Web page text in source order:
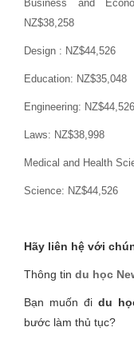
Business and
NZ$38,258
Design : NZ$44,526
Education: NZ$35,048
Engineering: NZ$44,526
Laws: NZ$38,998
Medical and Health
Science: NZ$44,526
Hãy liên hệ với
Thông tin du học
Bạn muốn đi du
bước làm thủ tục?